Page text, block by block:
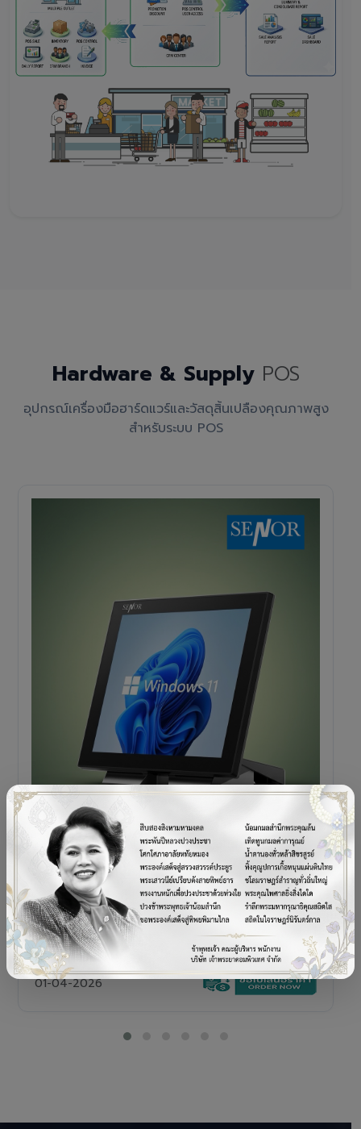
Hardware & Supply POS
อุปกรณ์เครื่องมือฮาร์ดแวร์และวัสดุสิ้นเปลืองคุณภาพสูง
สำหรับระบบ POS
POS TERMINAL
SENOR V+5s
เครื่อง POS All-in-One Touch Screen ดีไซน์พรีเมียม
01-04-2026